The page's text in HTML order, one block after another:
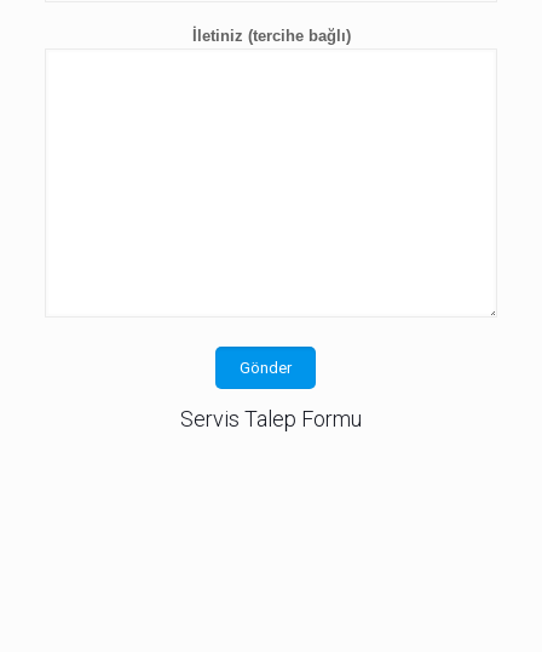
İletiniz (tercihe bağlı)
Servis Talep Formu